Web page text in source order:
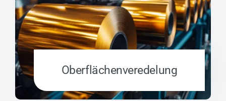
Oberflächen­veredelung